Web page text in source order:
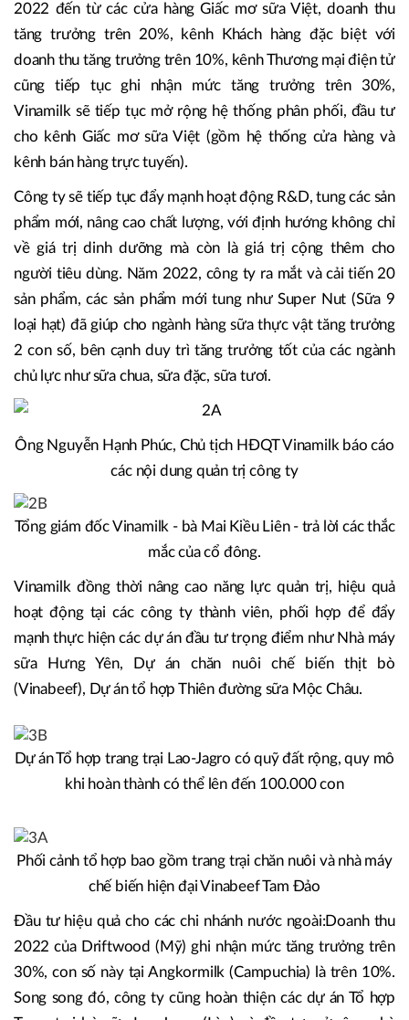
2022 đến từ các cửa hàng Giấc mơ sữa Việt, doanh thu
tăng trưởng trên 20%, kênh Khách hàng đặc biệt với
doanh thu tăng trưởng trên 10%, kênh Thương mại điện tử
cũng tiếp tục ghi nhận mức tăng trưởng trên 30%,
Vinamilk sẽ tiếp tục mở rộng hệ thống phân phối, đầu tư
cho kênh Giấc mơ sữa Việt (gồm hệ thống cửa hàng và
kênh bán hàng trực tuyến).
Công ty sẽ tiếp tục đẩy mạnh hoạt động R&D, tung các sản
phẩm mới, nâng cao chất lượng, với định hướng không chỉ
về giá trị dinh dưỡng mà còn là giá trị cộng thêm cho
người tiêu dùng. Năm 2022, công ty ra mắt và cải tiến 20
sản phẩm, các sản phẩm mới tung như Super Nut (Sữa 9
loại hạt) đã giúp cho ngành hàng sữa thực vật tăng trưởng
2 con số, bên cạnh duy trì tăng trưởng tốt của các ngành
chủ lực như sữa chua, sữa đặc, sữa tươi.
Ông Nguyễn Hạnh Phúc, Chủ tịch HĐQT Vinamilk báo cáo
các nội dung quản trị công ty
Tổng giám đốc Vinamilk - bà Mai Kiều Liên - trả lời các thắc
mắc của cổ đông.
Vinamilk đồng thời nâng cao năng lực quản trị, hiệu quả
hoạt động tại các công ty thành viên, phối hợp để đẩy
mạnh thực hiện các dự án đầu tư trọng điểm như Nhà máy
sữa Hưng Yên, Dự án chăn nuôi chế biến thịt bò
(Vinabeef), Dự án tổ hợp Thiên đường sữa Mộc Châu.
Dự án Tổ hợp trang trại Lao-Jagro có quỹ đất rộng, quy mô
khi hoàn thành có thể lên đến 100.000 con
Phối cảnh tổ hợp bao gồm trang trại chăn nuôi và nhà máy
chế biến hiện đại Vinabeef Tam Đảo
Đầu tư hiệu quả cho các chi nhánh nước ngoài:Doanh thu
2022 của Driftwood (Mỹ) ghi nhận mức tăng trưởng trên
30%, con số này tại Angkormilk (Campuchia) là trên 10%.
Song song đó, công ty cũng hoàn thiện các dự án Tổ hợp